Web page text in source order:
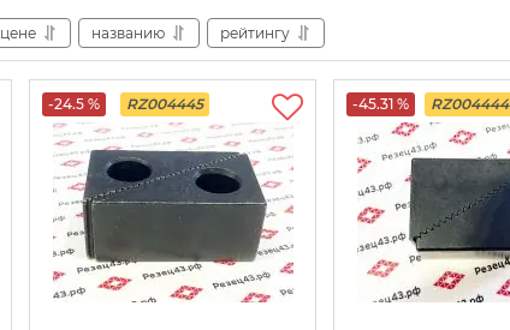
цене названию рейтингу
-24.5 % RZ004445 -45.31 % RZ004444